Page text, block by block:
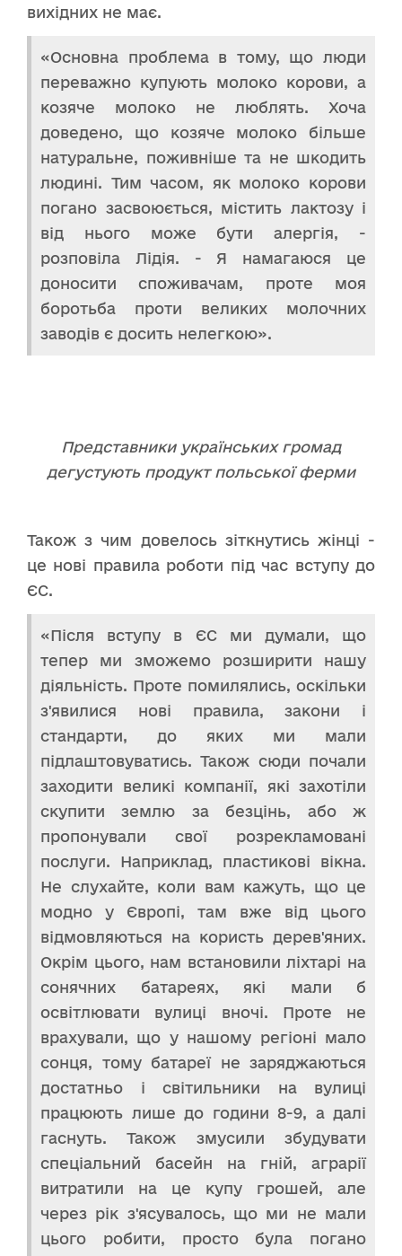
вихідних не має.
«Основна проблема в тому, що люди
переважно купують молоко корови, а
козяче молоко не люблять. Хоча
доведено, що козяче молоко більше
натуральне, поживніше та не шкодить
людині. Тим часом, як молоко корови
погано засвоюється, містить лактозу і
від нього може бути алергія, -
розповіла Лідія. - Я намагаюся це
доносити споживачам, проте моя
боротьба проти великих молочних
заводів є досить нелегкою».
Представники українських громад
дегустують продукт польської ферми
Також з чим довелось зіткнутись жінці -
це нові правила роботи під час вступу до
ЄС.
«Після вступу в ЄС ми думали, що
тепер ми зможемо розширити нашу
діяльність. Проте помилялись, оскільки
з'явилися нові правила, закони і
стандарти, до яких ми мали
підлаштовуватись. Також сюди почали
заходити великі компанії, які захотіли
скупити землю за безцінь, або ж
пропонували свої розрекламовані
послуги. Наприклад, пластикові вікна.
Не слухайте, коли вам кажуть, що це
модно у Європі, там вже від цього
відмовляються на користь дерев'яних.
Окрім цього, нам встановили ліхтарі на
сонячних батареях, які мали б
освітлювати вулиці вночі. Проте не
врахували, що у нашому регіоні мало
сонця, тому батареї не заряджаються
достатньо і світильники на вулиці
працюють лише до години 8-9, а далі
гаснуть. Також змусили збудувати
спеціальний басейн на гній, аграрії
витратили на це купу грошей, але
через рік з'ясувалось, що ми не мали
цього робити, просто була погано